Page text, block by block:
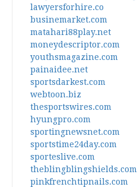
lawyersforhire.co
businemarket.com
matahari88play.net
moneydescriptor.com
youthsmagazine.com
painaidee.net
sportsdarkest.com
webtoon.biz
thesportswires.com
hyungpro.com
sportingnewsnet.com
sportstime24day.com
sporteslive.com
theblingblingshields.com
pinkfrenchtipnails.com